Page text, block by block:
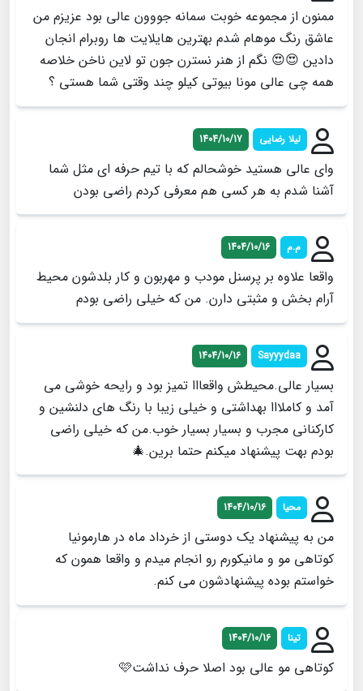
ممنون از مجموعه خوبت سمانه جووون عالی بود عزیزم من
عاشق رنگ موهام شدم بهترین هایلایت ها رو‌برام انجان
دادین 😍😍 نگم از هنر نسترن جون تو لاین ناخن خلاصه
همه چی عالی مونا بیوتی کیلو چند وقتی شما هستی ؟
لیلا رضایی 1404/10/17
وای عالی هستید خوشحالم که با تیم حرفه ای مثل شما
آشنا شدم به هر کسی هم معرفی کردم راضی بودن
م.م 1404/10/16
واقعا علاوه بر پرسنل مودب و مهربون و کار بلدشون محیط
آرام بخش و مثبتی دارن. من که خیلی راضی بودم
Sayyydaa
1404/10/16
بسیار عالی.محیطش واقعااا تمیز بود و رایحه خوشی می
آمد و کاملااا بهداشتی و خیلی زیبا با رنگ های دلنشین و
کارکنانی مجرب و بسیار بسیار خوب.من که خیلی راضی
بودم بهت پیشنهاد میکنم حتما برین.🎄
محیا 1404/10/16
من به پیشنهاد یک دوستی از خرداد ماه در هارمونیا
کوتاهی مو و مانیکورم رو انجام میدم و واقعا همون که
خواستم بوده پیشنهادشون می کنم.
تینا 1404/10/16
کوتاهی مو عالی بود اصلا حرف نداشت🩷